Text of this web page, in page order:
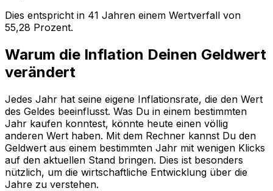
Dies entspricht in 41 Jahren einem Wertverfall von
55,28 Prozent.
Warum die Inflation Deinen Geldwert
verändert
Jedes Jahr hat seine eigene Inflationsrate, die den Wert
des Geldes beeinflusst. Was Du in einem bestimmten
Jahr kaufen konntest, könnte heute einen völlig
anderen Wert haben. Mit dem Rechner kannst Du den
Geldwert aus einem bestimmten Jahr mit wenigen Klicks
auf den aktuellen Stand bringen. Dies ist besonders
nützlich, um die wirtschaftliche Entwicklung über die
Jahre zu verstehen.